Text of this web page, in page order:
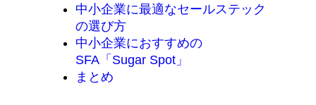
中小企業に最適なセールステック
の選び方
中小企業におすすめの
SFA「Sugar Spot」
まとめ